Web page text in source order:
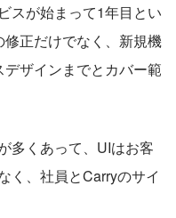
スが始まって1年目とい
正だけでなく、新規機
ザインまでとカバー範
多くあって、UIはお客
く、社員とCarryのサイ